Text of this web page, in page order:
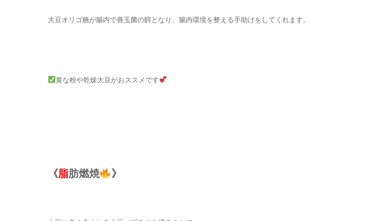
大豆オリゴ糖が腸内で善玉菌の餌となり、腸内環境を整える手助けをしてくれます。
黄な粉や乾燥大豆がおススメです
《脂肪燃焼 》